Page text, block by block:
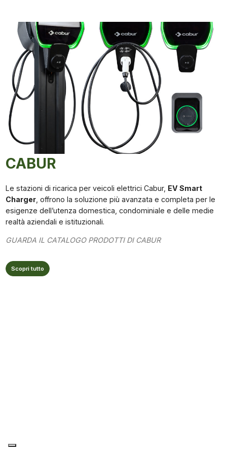
CABUR
Le stazioni di ricarica per veicoli elettrici Cabur, EV Smart
Charger , offrono la soluzione più avanzata e completa per le
esigenze dell’utenza domestica, condominiale e delle medie
realtà aziendali e istituzionali.
GUARDA IL CATALOGO PRODOTTI DI CABUR
Scopri tutto